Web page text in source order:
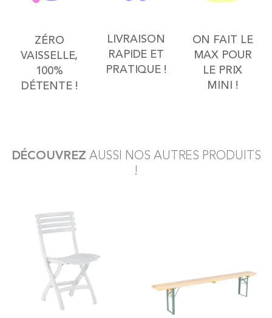
ZÉRO
VAISSELLE,
100%
DÉTENTE !
LIVRAISON
RAPIDE ET
PRATIQUE !
ON FAIT LE
MAX POUR
LE PRIX
MINI !
DÉCOUVREZAUSSI NOS AUTRES PRODUITS
!